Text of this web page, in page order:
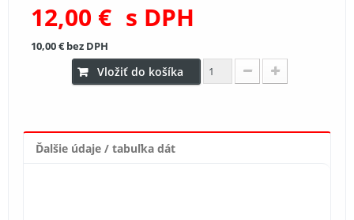
12,00 € s DPH
10,00 €bez DPH
Vložiť do košíka
Ďalšie údaje / tabuľka dát